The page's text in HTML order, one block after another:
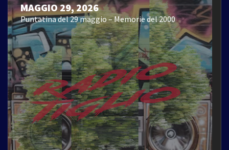
MAGGIO 29, 2026
Puntatina del 29 maggio – Memorie del 2000